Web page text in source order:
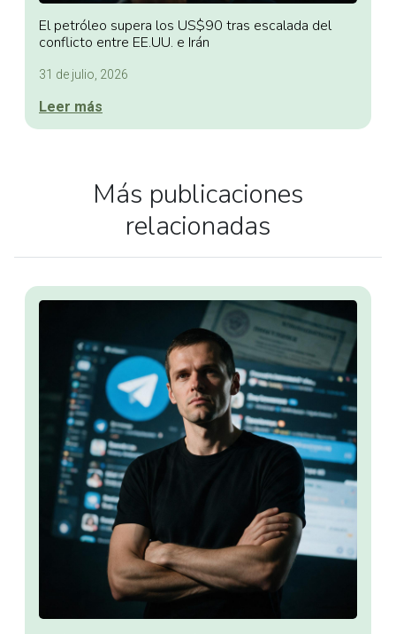
El petróleo supera los US$90 tras escalada del
conflicto entre EE.UU. e Irán
31 de julio, 2026
Leer más
Más publicaciones
relacionadas